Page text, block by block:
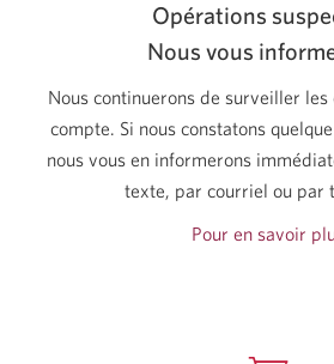
Opérations
Nous vous
Nous continuerons de surveiller
compte. Si nous constatons
nous vous en informerons
texte, par courriel ou par
Pour en savoir